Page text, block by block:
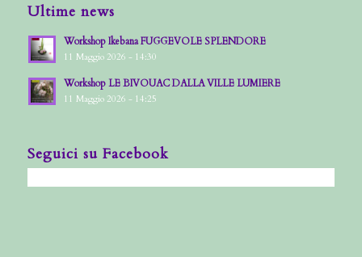
Ultime news
Workshop Ikebana FUGGEVOLE SPLENDORE
11 Maggio 2026 - 14:30
Workshop LE BIVOUAC DALLA VILLE LUMIERE
11 Maggio 2026 - 14:25
Seguici su Facebook